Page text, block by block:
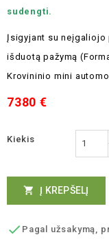
sudengti.
Įsigyjant su neįgaliojo
išduotą pažymą
Krovininio mini
7380 €
Kiekis
 Į KREPŠELĮ
 Pagal užsakymą,